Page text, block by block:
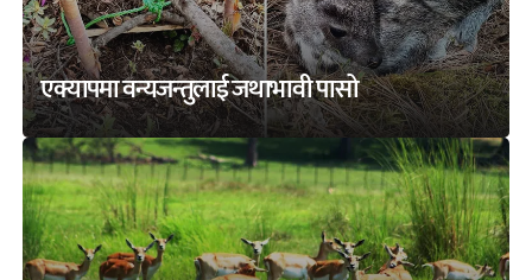
एक्यापमा वन्यजन्तुलाई जथाभावी पासो